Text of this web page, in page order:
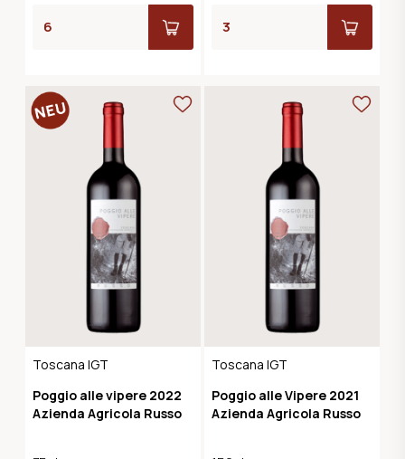
Toscana IGT
Poggio alle vipere 2022
Azienda Agricola Russo
Toscana IGT
Poggio alle Vipere 2021
Azienda Agricola Russo